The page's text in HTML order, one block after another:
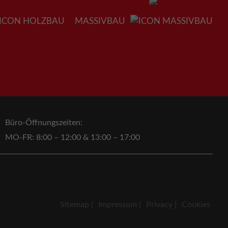
MASSIVBAU
Büro-Öffnungszeiten:
MO-FR: 8:00 – 12:00 & 13:00 – 17:00
Sitemap Impressum Privacy Cookies